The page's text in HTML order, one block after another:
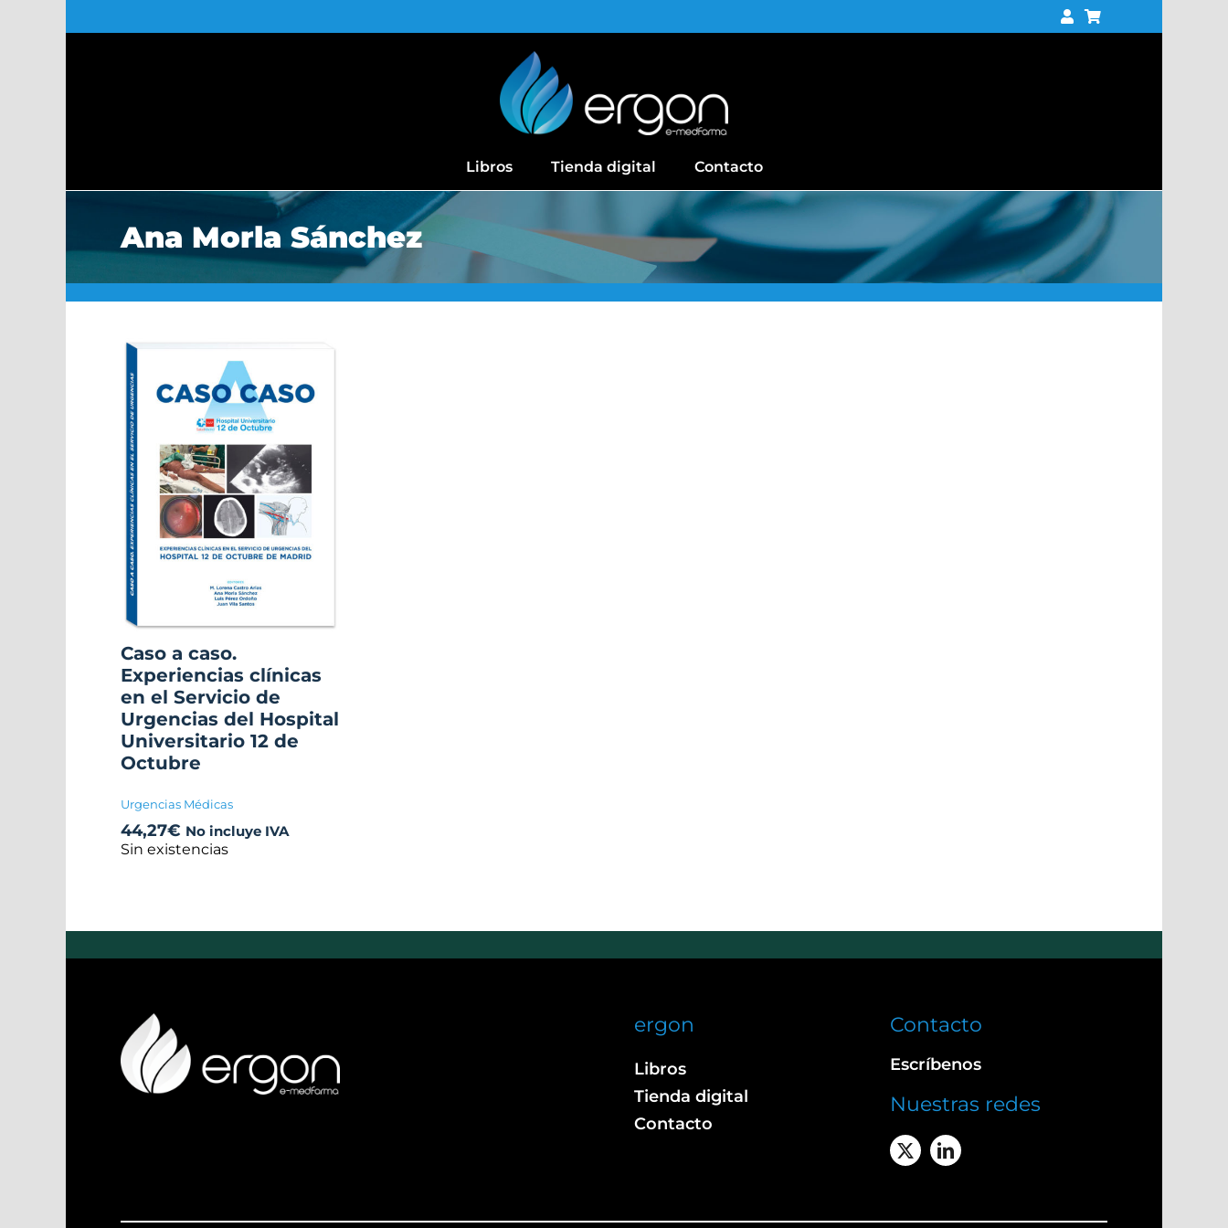
Libros Tienda digital Contacto
Ana Morla Sánchez
Caso a caso.
Experiencias clínicas
en el Servicio de
Urgencias del Hospital
Universitario 12 de
Octubre
Urgencias Médicas
44,27€ No incluye IVA
Sin existencias
ergon
Libros
Tienda digital
Contacto
Contacto
Escríbenos
Nuestras redes